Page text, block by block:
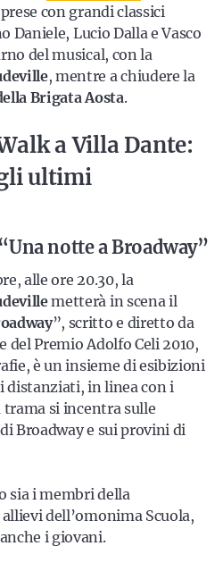
con grandi classici
Lucio Dalla e Vasco
del musical, con la
, mentre a chiudere la
Brigata Aosta.
a Villa Dante:
ultimi
notte a Broadway”
alle ore 20.30, la
metterà in scena il
”, scritto e diretto da
del Premio Adolfo Celi 2010,
è un insieme di esibizioni
distanziati, in linea con i
si incentra sulle
Broadway e sui provini di
sia i membri della
dell’omonima Scuola,
i giovani.